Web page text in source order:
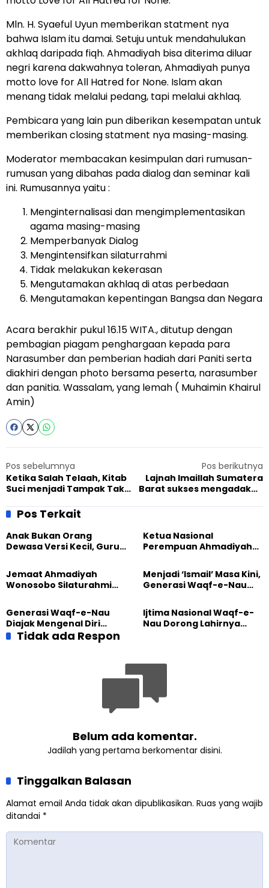
Mln. H. Syaeful Uyun memberikan statment nya
bahwa Islam itu damai. Setuju untuk mendahulukan
akhlaq daripada fiqh. Ahmadiyah bisa diterima diluar
negri karena dakwahnya toleran, Ahmadiyah punya
motto love for All Hatred for None. Islam akan
menang tidak melalui pedang, tapi melalui akhlaq.
Pembicara yang lain pun diberikan kesempatan untuk
memberikan closing statment nya masing-masing.
Moderator membacakan kesimpulan dari rumusan-
rumusan yang dibahas pada dialog dan seminar kali
ini. Rumusannya yaitu :
Menginternalisasi dan mengimplementasikan
agama masing-masing
Memperbanyak Dialog
Mengintensifkan silaturrahmi
Tidak melakukan kekerasan
Mengutamakan akhlaq di atas perbedaan
Mengutamakan kepentingan Bangsa dan Negara
Acara berakhir pukul 16.15 WITA., ditutup dengan
pembagian piagam penghargaan kepada para
Narasumber dan pemberian hadiah dari Paniti serta
diakhiri dengan photo bersama peserta, narasumber
dan panitia. Wassalam, yang lemah ( Muhaimin Khairul
Amin)
Pos sebelumnya
Ketika Salah Telaah, Kitab
Suci menjadi Tampak Tak
Pos berikutnya
Lajnah Imaillah Sumatera
Barat sukses mengadakan
Pos Terkait
Anak Bukan Orang
Dewasa Versi Kecil, Guru
Pendidikan BERLIAN
Ketua Nasional
Perempuan Ahmadiyah
Besar Universitas
Terbuka
Jemaat Ahmadiyah
Wonosobo Silaturahmi
GPdI Eben Haezer
Menjadi ‘Ismail’ Masa Kini,
Generasi Waqf-e-Nau
Pengabdian
Generasi Waqf-e-Nau
Diajak Mengenal Diri
Sebelum Mengubah
Ijtima Nasional Waqf-e-
Nau Dorong Lahirnya
Tidak ada Respon
Belum ada komentar.
Jadilah yang pertama berkomentar disini.
Tinggalkan Balasan
Alamat email Anda tidak akan dipublikasikan. Ruas yang wajib
ditandai *